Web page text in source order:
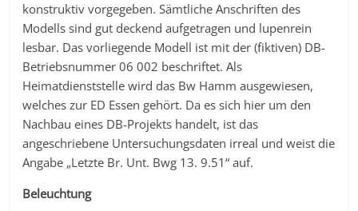
konstruktiv vorgegeben. Sämtliche Anschriften des
Modells sind gut deckend aufgetragen und lupenrein
lesbar. Das vorliegende Modell ist mit der (fiktiven) DB-
Betriebsnummer 06 002 beschriftet. Als
Heimatdienststelle wird das Bw Hamm ausgewiesen,
welches zur ED Essen gehört. Da es sich hier um den
Nachbau eines DB-Projekts handelt, ist das
angeschriebene Untersuchungsdaten irreal und weist die
Angabe „Letzte Br. Unt. Bwg 13. 9.51“ auf.
Beleuchtung